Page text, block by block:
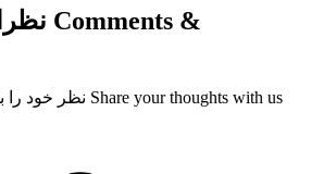
Comments &
نظر خود را Share your thoughts with us